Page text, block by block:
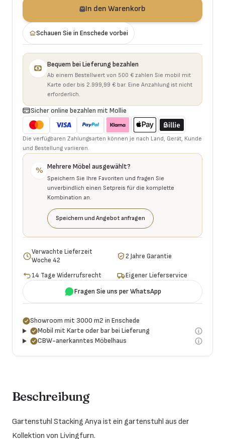
In den Warenkorb
Schauen Sie in Enschede vorbei
Bequem bei Lieferung bezahlen
Ab einem Bestellwert von 500 € zahlen Sie mobil mit
Karte oder bis 2.999,99 € bar. Eine Anzahlung ist nicht
erforderlich.
Sicher online bezahlen mit Mollie
Die verfügbaren Zahlungsarten können je nach Land, Gerät, Kunde
und Bestellung variieren.
% Mehrere Möbel ausgewählt?
Speichern Sie Ihre Favoriten und fragen Sie
unverbindlich einen Setpreis für die komplette
Kombination an.
Speichern und Angebot anfragen
Verwachte Lieferzeit
Woche 42
2 Jahre Garantie
14 Tage Widerrufsrecht Eigener Lieferservice
Fragen Sie uns per WhatsApp
Showroom mit 3000 m2 in Enschede
Mobil mit Karte oder bar bei Lieferung
CBW-anerkanntes Möbelhaus
Beschreibung
Gartenstuhl Stacking Anya ist ein gartenstuhl aus der
Kollektion von Livingfurn.